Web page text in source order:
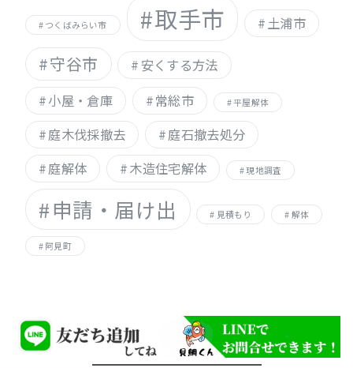
つくばみらい市 取手市 土浦市
守谷市
安くする方法
小屋・倉庫
常総市 平屋解体
庭木伐採撤去
庭石撤去処分
庭解体
木造住宅解体 現地調査
申請・届け出 見積もり 解体
阿見町